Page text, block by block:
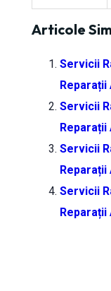
Articole
Servicii
Servicii
Servicii
Servicii